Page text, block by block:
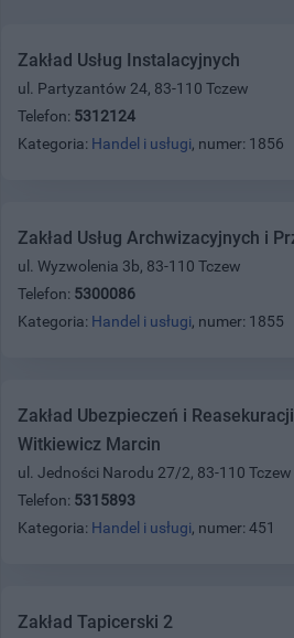
Zakład Usług Instalacyjnych
ul. Partyzantów 24, 83-110 Tczew
Telefon: 5312124
Kategoria: Handel i usługi, numer: 1856
Zakład Usług Archwizacyjnych i
ul. Wyzwolenia 3b, 83-110 Tczew
Telefon: 5300086
Kategoria: Handel i usługi, numer: 1855
Zakład Ubezpieczeń i
Witkiewicz Marcin
ul. Jedności Narodu 27/2, 83-110 Tczew
Telefon: 5315893
Kategoria: Handel i usługi, numer: 451
Zakład Tapicerski 2